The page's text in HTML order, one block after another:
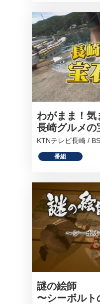
わがまま！気
長崎グルメの
KTNテレビ長崎 /
番組
謎の絵師
〜シーボルト